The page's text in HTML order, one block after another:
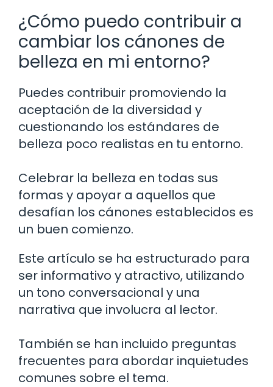
¿Cómo puedo contribuir a
cambiar los cánones de
belleza en mi entorno?
Puedes contribuir promoviendo la
aceptación de la diversidad y
cuestionando los estándares de
belleza poco realistas en tu entorno.
Celebrar la belleza en todas sus
formas y apoyar a aquellos que
desafían los cánones establecidos es
un buen comienzo.
Este artículo se ha estructurado para
ser informativo y atractivo, utilizando
un tono conversacional y una
narrativa que involucra al lector.
También se han incluido preguntas
frecuentes para abordar inquietudes
comunes sobre el tema.